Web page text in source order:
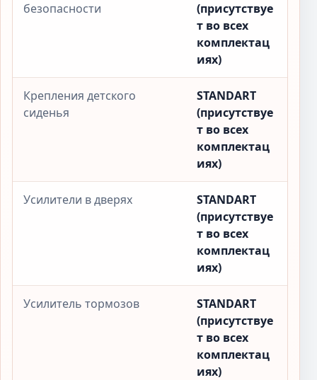
безопасности
(присутствуе
т во всех
комплектац
иях)
Крепления детского
сиденья
STANDART
(присутствуе
т во всех
комплектац
иях)
Усилители в дверях
STANDART
(присутствуе
т во всех
комплектац
иях)
Усилитель тормозов
STANDART
(присутствуе
т во всех
комплектац
иях)